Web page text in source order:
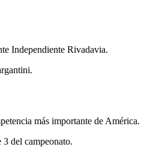
Independiente Rivadavia.
más importante de América.
del campeonato.